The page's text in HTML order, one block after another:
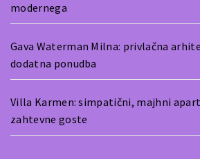
modernega
Gava Waterman Milna: privlačna
dodatna ponudba
Villa Karmen: simpatični, majhni
zahtevne goste